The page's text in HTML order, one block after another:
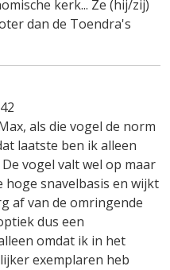
kerk... Ze (hij/zij)
dan de Toendra's
als die vogel de norm
laatste ben ik alleen
vogel valt wel op maar
hoge snavelbasis en wijkt
af van de omringende
dus een
omdat ik in het
exemplaren heb